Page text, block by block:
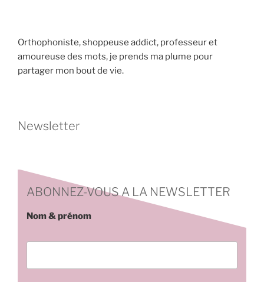
Orthophoniste, shoppeuse addict, professeur et
amoureuse des mots, je prends ma plume pour
partager mon bout de vie.
Newsletter
ABONNEZ-VOUS A LA NEWSLETTER
Nom & prénom